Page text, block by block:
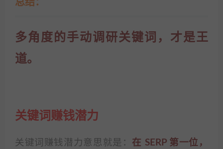
总结：
多角度的手动调研关键词，才是王
道。
关键词赚钱潜力
关键词赚钱潜力意思就是： 在 SERP 第一位，